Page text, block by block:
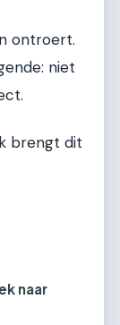
ontroert.
niet
brengt dit
naar